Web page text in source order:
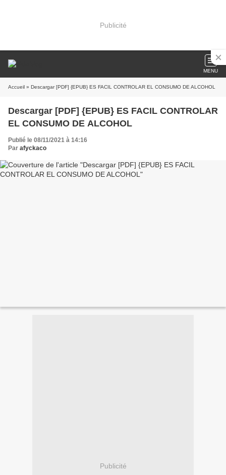
Publicité
MENU
Accueil » Descargar [PDF] {EPUB} ES FACIL CONTROLAR EL CONSUMO DE ALCOHOL
Descargar [PDF] {EPUB} ES FACIL CONTROLAR
EL CONSUMO DE ALCOHOL
Publié le 08/11/2021 à 14:16
Par afyckaco
Publicité